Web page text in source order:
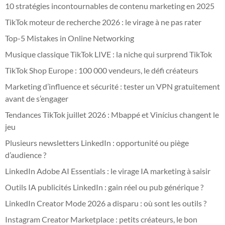
10 stratégies incontournables de contenu marketing en 2025
TikTok moteur de recherche 2026 : le virage à ne pas rater
Top-5 Mistakes in Online Networking
Musique classique TikTok LIVE : la niche qui surprend TikTok
TikTok Shop Europe : 100 000 vendeurs, le défi créateurs
Marketing d’influence et sécurité : tester un VPN gratuitement
avant de s’engager
Tendances TikTok juillet 2026 : Mbappé et Vinícius changent le
jeu
Plusieurs newsletters LinkedIn : opportunité ou piège
d’audience ?
LinkedIn Adobe AI Essentials : le virage IA marketing à saisir
Outils IA publicités LinkedIn : gain réel ou pub générique ?
LinkedIn Creator Mode 2026 a disparu : où sont les outils ?
Instagram Creator Marketplace : petits créateurs, le bon